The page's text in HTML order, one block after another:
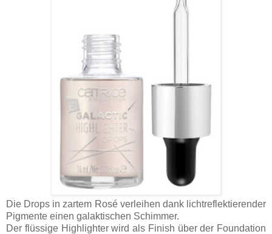
Die Drops in zartem Rosé verleihen dank lichtreflektierender
Pigmente einen galaktischen Schimmer.
Der flüssige Highlighter wird als Finish über der Foundation